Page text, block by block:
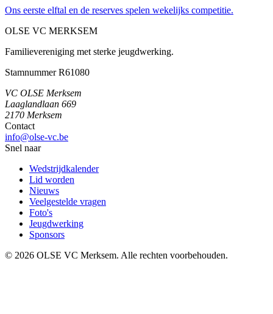
Ons eerste elftal en de reserves spelen wekelijks competitie.
OLSE VC MERKSEM
Familievereniging met sterke jeugdwerking.
Stamnummer R61080
VC OLSE Merksem
Laaglandlaan 669
2170 Merksem
Contact
info@olse-vc.be
Snel naar
Wedstrijdkalender
Lid worden
Nieuws
Veelgestelde vragen
Foto's
Jeugdwerking
Sponsors
© 2026 OLSE VC Merksem. Alle rechten voorbehouden.